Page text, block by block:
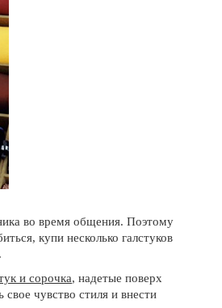
во время общения. Поэтому
купи несколько галстуков
и сорочка, надетые поверх
чувство стиля и внести